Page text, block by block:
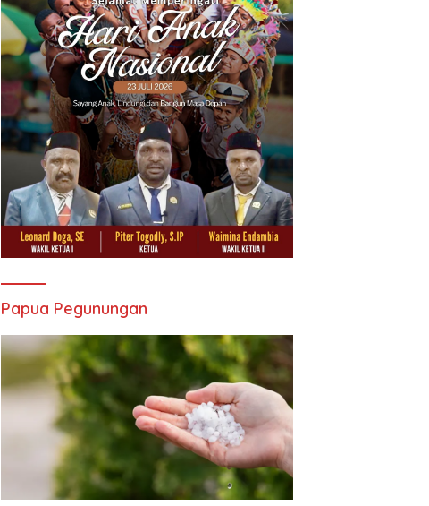
Papua Pegunungan